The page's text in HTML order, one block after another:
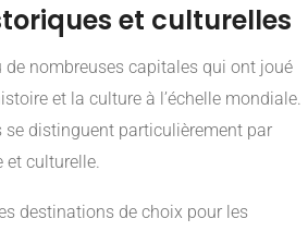
et culturelles
de nombreuses capitales qui ont joué
et la culture à l’échelle mondiale.
se distinguent particulièrement par
culturelle.
destinations de choix pour les